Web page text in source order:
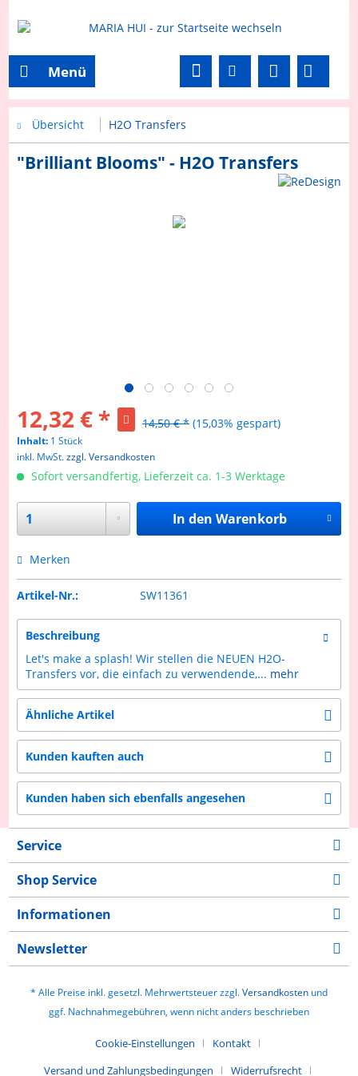
Menü
Übersicht H2O Transfers
"Brilliant Blooms" - H2O Transfers
12,32 € * 14,50 € * (15,03% gespart)
Inhalt: 1 Stück
inkl. MwSt.zzgl. Versandkosten
Sofort versandfertig, Lieferzeit ca. 1-3 Werktage
In den Warenkorb
Merken
Artikel-Nr.: SW11361
Beschreibung
Let's make a splash! Wir stellen die NEUEN H2O-
Transfers vor, die einfach zu verwendende,... mehr
Ähnliche Artikel
Kunden kauften auch
Kunden haben sich ebenfalls angesehen
Service
Shop Service
Informationen
Newsletter
* Alle Preise inkl. gesetzl. Mehrwertsteuer zzgl.Versandkosten und
ggf. Nachnahmegebühren, wenn nicht anders beschrieben
Cookie-Einstellungen
Kontakt
Versand und Zahlungsbedingungen
Widerrufsrecht